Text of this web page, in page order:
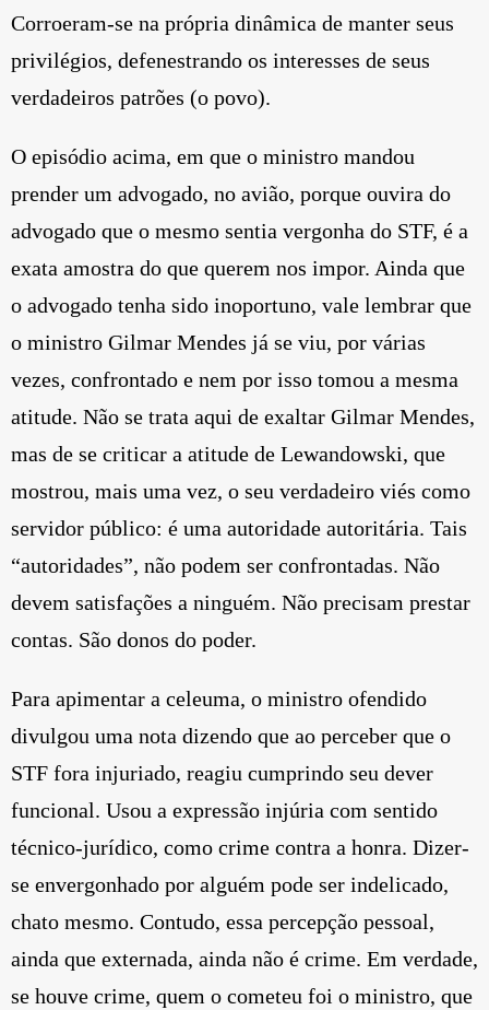
Corroeram-se na própria dinâmica de manter seus
privilégios, defenestrando os interesses de seus
verdadeiros patrões (o povo).
O episódio acima, em que o ministro mandou
prender um advogado, no avião, porque ouvira do
advogado que o mesmo sentia vergonha do STF, é a
exata amostra do que querem nos impor. Ainda que
o advogado tenha sido inoportuno, vale lembrar que
o ministro Gilmar Mendes já se viu, por várias
vezes, confrontado e nem por isso tomou a mesma
atitude. Não se trata aqui de exaltar Gilmar Mendes,
mas de se criticar a atitude de Lewandowski, que
mostrou, mais uma vez, o seu verdadeiro viés como
servidor público: é uma autoridade autoritária. Tais
“autoridades”, não podem ser confrontadas. Não
devem satisfações a ninguém. Não precisam prestar
contas. São donos do poder.
Para apimentar a celeuma, o ministro ofendido
divulgou uma nota dizendo que ao perceber que o
STF fora injuriado, reagiu cumprindo seu dever
funcional. Usou a expressão injúria com sentido
técnico-jurídico, como crime contra a honra. Dizer-
se envergonhado por alguém pode ser indelicado,
chato mesmo. Contudo, essa percepção pessoal,
ainda que externada, ainda não é crime. Em verdade,
se houve crime, quem o cometeu foi o ministro, que